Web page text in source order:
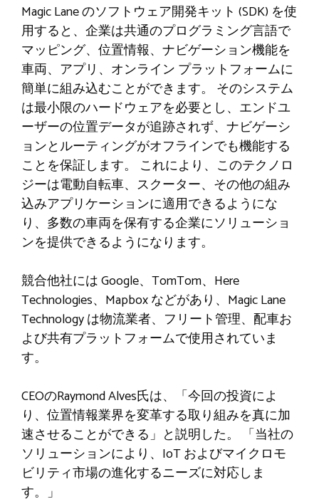
Magic Lane のソフトウェア開発キット (SDK) を使
用すると、企業は共通のプログラミング言語で
マッピング、位置情報、ナビゲーション機能を
車両、アプリ、オンライン プラットフォームに
簡単に組み込むことができます。 そのシステム
は最小限のハードウェアを必要とし、エンドユ
ーザーの位置データが追跡されず、ナビゲーシ
ョンとルーティングがオフラインでも機能する
ことを保証します。 これにより、このテクノロ
ジーは電動自転車、スクーター、その他の組み
込みアプリケーションに適用できるようにな
り、多数の車両を保有する企業にソリューショ
ンを提供できるようになります。
競合他社には Google、TomTom、Here
Technologies、Mapbox などがあり、Magic Lane
Technology は物流業者、フリート管理、配車お
よび共有プラットフォームで使用されていま
す。
CEOのRaymond Alves氏は、「今回の投資によ
り、位置情報業界を変革する取り組みを真に加
速させることができる」と説明した。 「当社の
ソリューションにより、IoT およびマイクロモ
ビリティ市場の進化するニーズに対応しま
す。」